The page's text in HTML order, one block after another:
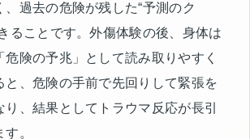
、過去の危険が残した“予測のク
ることです。外傷体験の後、身体は
危険の予兆」として読み取りやすく
と、危険の手前で先回りして緊張を
り、結果としてトラウマ反応が長引
。